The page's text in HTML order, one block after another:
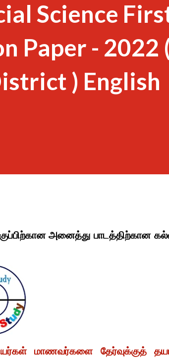
Science
Paper - 2022
) English
அனைத்து பாடத்திற்கான
மாணவர்களை தேர்வுக்குத்